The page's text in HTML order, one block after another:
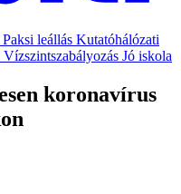
Paksi leállás Kutatóhálózati
Vízszintszabályozás Jó iskola
koronavírus